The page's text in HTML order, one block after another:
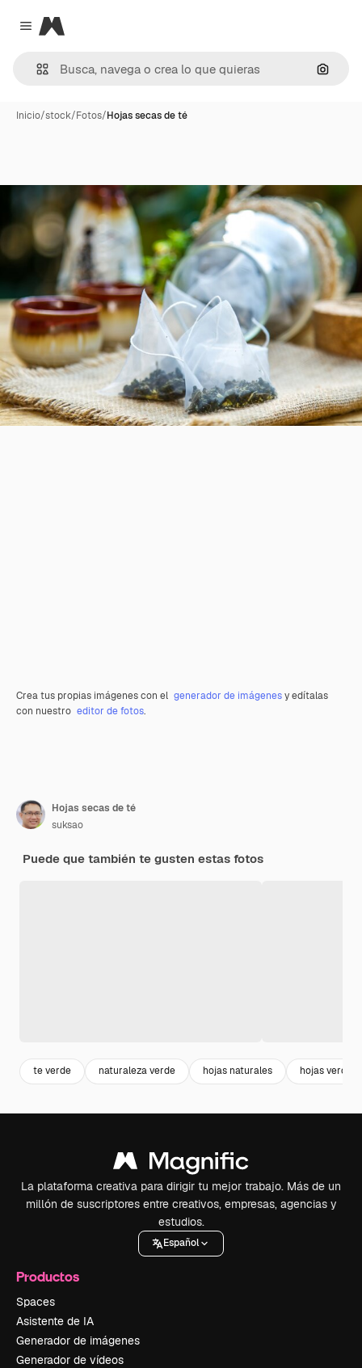
Close menu
Magnific
Inicio/stock/Fotos/Hojas secas de té
Crea tus propias imágenes con el generador de imágenesy edítalas
con nuestro editor de fotos.
Hojas secas de té
suksao
Puede que también te gusten estas fotos
te verde naturaleza verde hojas naturales hojas verdes
La plataforma creativa para dirigir tu mejor trabajo. Más de un
millón de suscriptores entre creativos, empresas, agencias y
estudios.
Español
Productos
Spaces
Asistente de IA
Generador de imágenes
Generador de vídeos